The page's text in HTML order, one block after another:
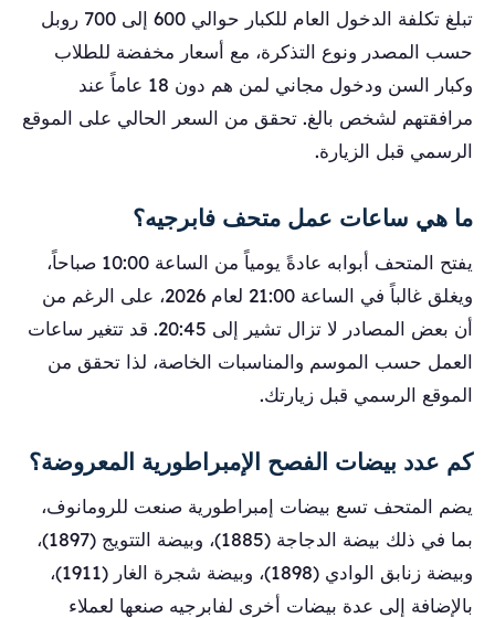
تبلغ تكلفة الدخول العام للكبار حوالي 600 إلى 700 روبل
حسب المصدر ونوع التذكرة، مع أسعار مخفضة للطلاب
وكبار السن ودخول مجاني لمن هم دون 18 عاماً عند
مرافقتهم لشخص بالغ. تحقق من السعر الحالي على الموقع
الرسمي قبل الزيارة.
ما هي ساعات عمل متحف فابرجيه؟
يفتح المتحف أبوابه عادةً يومياً من الساعة 10:00 صباحاً،
ويغلق غالباً في الساعة 21:00 لعام 2026، على الرغم من
أن بعض المصادر لا تزال تشير إلى 20:45. قد تتغير ساعات
العمل حسب الموسم والمناسبات الخاصة، لذا تحقق من
الموقع الرسمي قبل زيارتك.
كم عدد بيضات الفصح الإمبراطورية المعروضة؟
يضم المتحف تسع بيضات إمبراطورية صنعت للرومانوف،
بما في ذلك بيضة الدجاجة (1885)، وبيضة التتويج (1897)،
وبيضة زنابق الوادي (1898)، وبيضة شجرة الغار (1911)،
بالإضافة إلى عدة بيضات أخرى لفابرجيه صنعها لعملاء